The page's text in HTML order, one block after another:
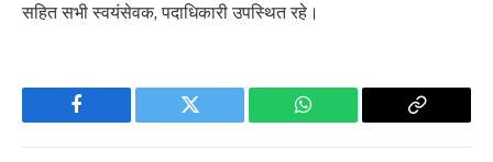
सहित सभी स्वयंसेवक, पदाधिकारी उपस्थित रहे।
Facebook Twitter WhatsApp
Copy